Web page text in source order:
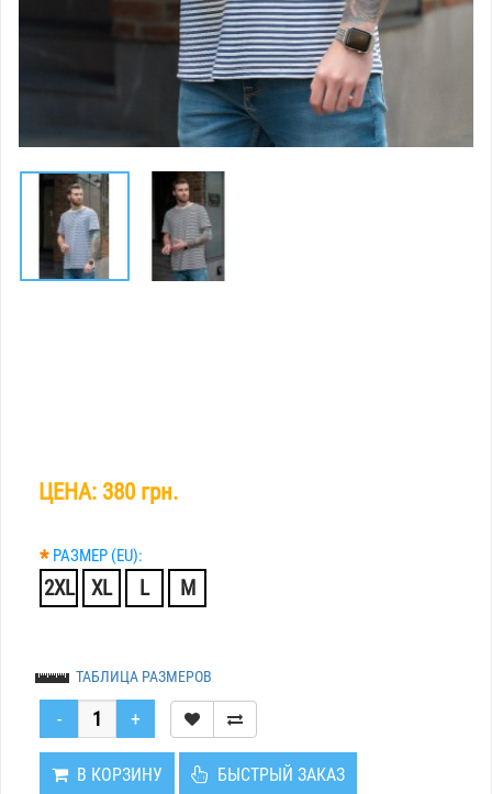
ЦЕНА: 380 грн.
* РАЗМЕР (EU):
2XL XL L M
ТАБЛИЦА РАЗМЕРОВ
В КОРЗИНУ БЫСТРЫЙ ЗАКАЗ